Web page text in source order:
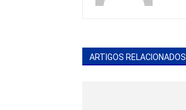
ARTIGOS RELACIONADOS